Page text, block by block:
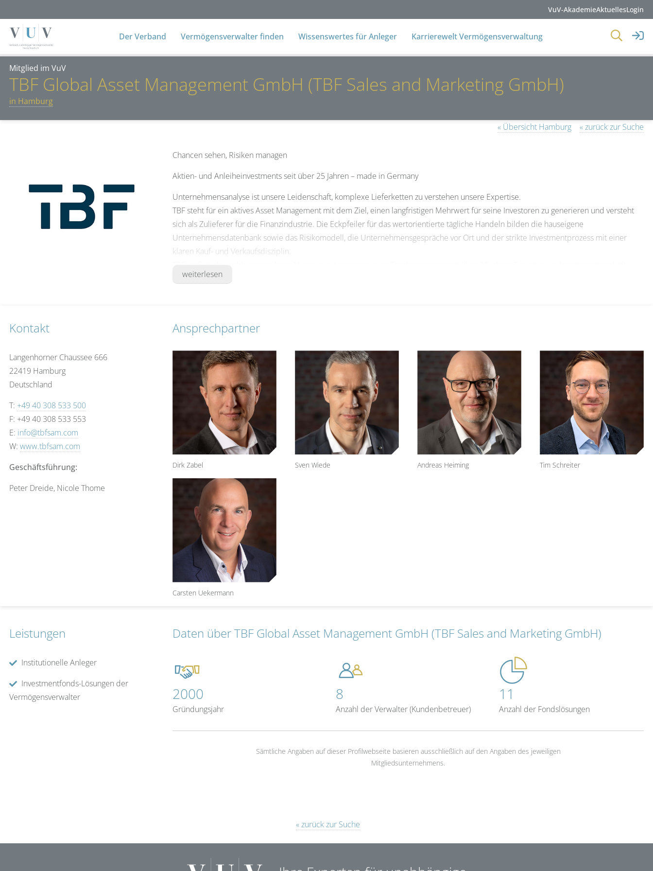
VuV-AkademieAktuellesLogin
Der Verband Vermögensverwalter finden Wissenswertes für Anleger Karrierewelt Vermögensverwaltung
Mitglied im VuV
TBF Global Asset Management GmbH (TBF Sales and Marketing GmbH)
in Hamburg
« Übersicht Hamburg « zurück zur Suche
Chancen sehen, Risiken managen
Aktien- und Anleiheinvestments seit über 25 Jahren – made in Germany
Unternehmensanalyse ist unsere Leidenschaft, komplexe Lieferketten zu verstehen unsere Expertise.
TBF steht für ein aktives Asset Management mit dem Ziel, einen langfristigen Mehrwert für seine Investoren zu generieren und versteht
sich als Zulieferer für die Finanzindustrie. Die Eckpfeiler für das wertorientierte tägliche Handeln bilden die hauseigene
Unternehmensdatenbank sowie das Risikomodell, die Unternehmensgespräche vor Ort und der strikte Investmentprozess mit einer
klaren Kauf- und Verkaufsdisziplin.
über ein spezialisiertes Angebot an Aktien-, Renten- und Mischfonds in Publikums- und maßgeschneiderten Spezialfonds. TBF ist auf die
Modeerscheinungen des Kapitalmarktes.
Erfolg abzielende Anlagestrategie stets im Sinne der Investoren umzusetzen. Die Partner und Kunden der TBF profitieren von einer
offenen Kommunikation, kurzen Entscheidungswegen und einer professionellen Aufstellung. Das Thema Nachhaltigkeit ist durch die Voll-
Integration von ESG-Kriterien in den gesamten Investmentprozess erfüllt.
Produkte/Fonds
TBF FIXED INCOME
TBF BALANCED
TBF GLOBAL VALUE
TBF EUROPEAN OPPORTUNITIES
TBF GLOBAL INCOME
TBF SPECIAL INCOME
TBF GLOBAL TECHNOLOGY
TBF SMART POWER
TBF JAPAN
TBF ATTILA GLOBAL OPPORTUNITY
TBF US CORPORATE BONDS
weiterlesen
Kontakt
Langenhorner Chaussee 666
22419 Hamburg
Deutschland
T: +49 40 308 533 500
F: +49 40 308 533 553
E: info@tbfsam.com
W:www.tbfsam.com
Geschäftsführung:
Peter Dreide, Nicole Thome
Ansprechpartner
Dirk Zabel Sven Wiede Andreas Heiming Tim Schreiter
Carsten Uekermann
Leistungen
Institutionelle Anleger
Investmentfonds-Lösungen der
Vermögensverwalter
Daten über TBF Global Asset Management GmbH (TBF Sales and Marketing GmbH)
2000
Gründungsjahr
8
Anzahl der Verwalter (Kundenbetreuer)
11
Anzahl der Fondslösungen
Sämtliche Angaben auf dieser Profilwebseite basieren ausschließlich auf den Angaben des jeweiligen
Mitgliedsunternehmens.
« zurück zur Suche